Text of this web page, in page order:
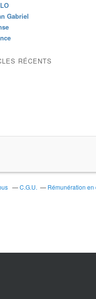
Gabriel
RÉCENTS
C.G.U. Rémunération en